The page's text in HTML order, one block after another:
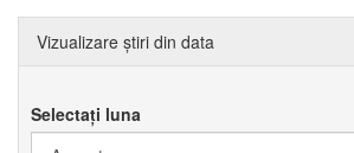
Vizualizare știri din data
Selectați luna